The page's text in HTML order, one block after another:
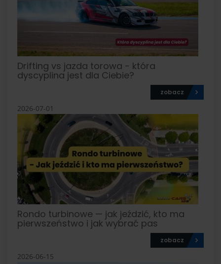
Drifting vs jazda torowa - która
dyscyplina jest dla Ciebie?
zobacz
2026-07-01
Rondo turbinowe — jak jeździć, kto ma
pierwszeństwo i jak wybrać pas
zobacz
2026-06-15